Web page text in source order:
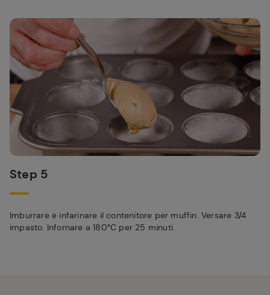
Step 5
Imburrare e infarinare il contenitore per muffin. Versare 3/4
impasto. Infornare a 180°C per 25 minuti.